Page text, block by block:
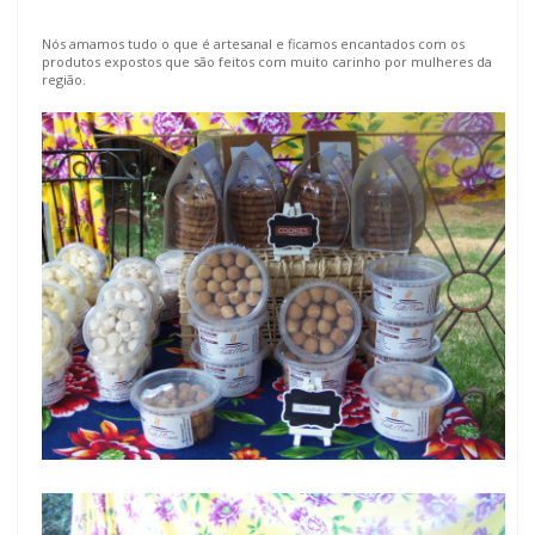
Nós amamos tudo o que é artesanal e ficamos encantados com os
produtos expostos que são feitos com muito carinho por mulheres da
região.